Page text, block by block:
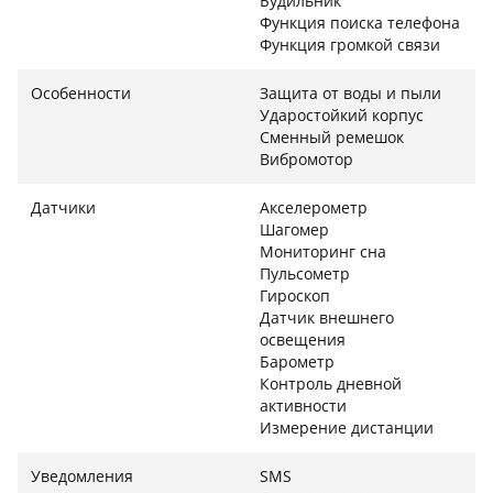
ОТСЛЕЖИВАНИЕ СЕРДЦЕБИЕНИЕ
Galaxy Watch Active2 способны обеспечить более
точное слежение за частотой твоего сердечного
ритма используя обновленный датчика с 8
фотодиодами. Если твои показатели выходят за
оповещения и сможешь уделить больше внимания
Жизнь бежит вперед, не отставай! Управляй
камерой смартфона, пересматривай посты в
соцсетях, ставь лайки и пользуйся встроенным
переводчиком прямо на ходу. Новинка: иконка
Текущих приложений отображает запущенные
Функция поиска телефона
Функция громкой связи
Особенности
Защита от воды и пыли
Ударостойкий корпус
Сменный ремешок
Вибромотор
Датчики
Акселерометр
Шагомер
Мониторинг сна
Пульсометр
Гироскоп
Датчик внешнего
освещения
Барометр
Контроль дневной
активности
Измерение дистанции
Уведомления
SMS